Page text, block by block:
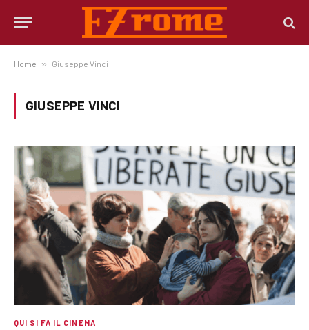
Home » Giuseppe Vinci
GIUSEPPE VINCI
QUI SI FA IL CINEMA